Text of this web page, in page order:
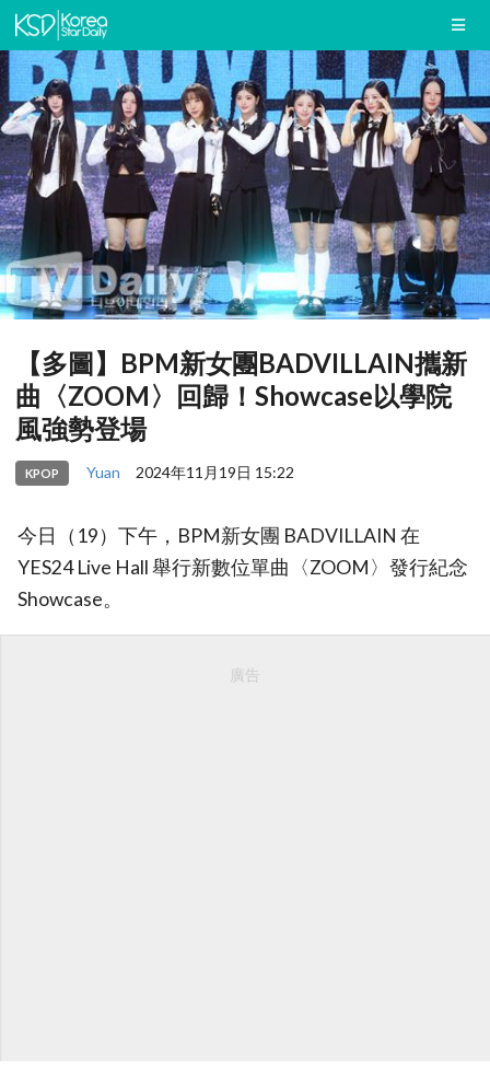
【多圖】BPM新女團BADVILLAIN攜新
曲〈ZOOM〉回歸！Showcase以學院
風強勢登場
KPOP Yuan 2024年11月19日 15:22
今日（19）下午，BPM新女團 BADVILLAIN 在
YES24 Live Hall 舉行新數位單曲〈ZOOM〉發行紀念
Showcase。
廣告